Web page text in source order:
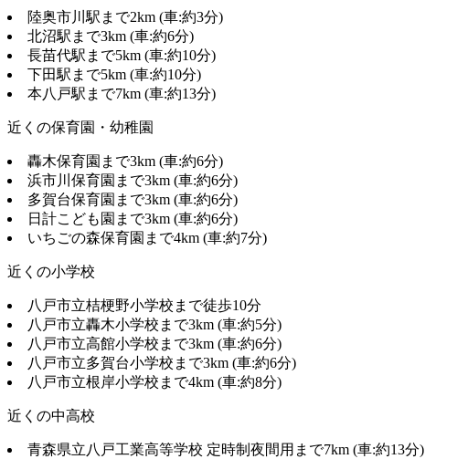
陸奥市川駅まで2km (車:約3分)
北沼駅まで3km (車:約6分)
長苗代駅まで5km (車:約10分)
下田駅まで5km (車:約10分)
本八戸駅まで7km (車:約13分)
近くの保育園・幼稚園
轟木保育園まで3km (車:約6分)
浜市川保育園まで3km (車:約6分)
多賀台保育園まで3km (車:約6分)
日計こども園まで3km (車:約6分)
いちごの森保育園まで4km (車:約7分)
近くの小学校
八戸市立桔梗野小学校まで徒歩10分
八戸市立轟木小学校まで3km (車:約5分)
八戸市立高館小学校まで3km (車:約6分)
八戸市立多賀台小学校まで3km (車:約6分)
八戸市立根岸小学校まで4km (車:約8分)
近くの中高校
青森県立八戸工業高等学校 定時制夜間用まで7km (車:約13分)